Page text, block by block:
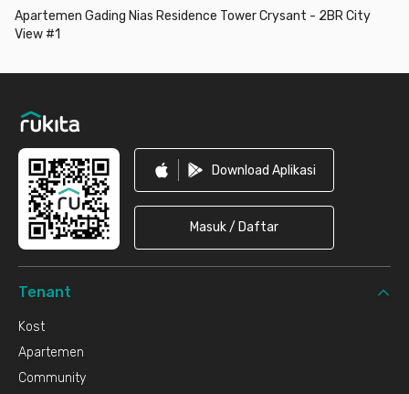
tunggu apa lagi? Yuk, booking unit Apartemen Gading Nias
Residence Tower Crysant - 2BR City View #1 ini sekarang juga
Apartemen Gading Nias Residence Tower Crysant - 2BR City
View #1
Download Aplikasi
Masuk / Daftar
Tenant
Kost
Apartemen
Community